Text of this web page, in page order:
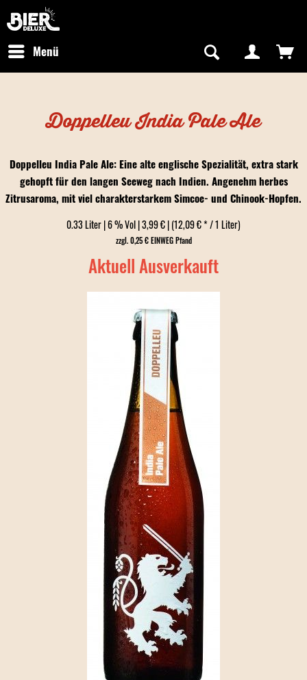
Kostenfreier Versand in Deutschland
Menü
Doppelleu India Pale Ale
Doppelleu India Pale Ale: Eine alte englische Spezialität, extra stark
gehopft für den langen Seeweg nach Indien. Angenehm herbes
Zitrusaroma, mit viel charakterstarkem Simcoe- und Chinook-Hopfen.
0.33 Liter | 6 % Vol | 3,99 € | (12,09 € * / 1 Liter)
zzgl. 0,25 € EINWEG Pfand
Aktuell Ausverkauft